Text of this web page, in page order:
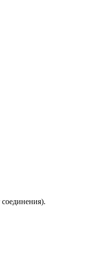
соединения).